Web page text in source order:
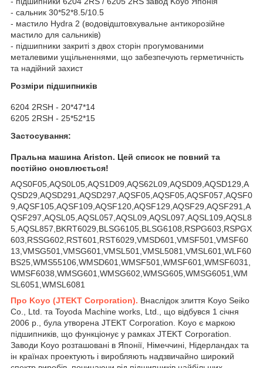
- сальник 30*52*8.5/10.5
- мастило Hydra 2 (водовідштовхувальне антикорозійне
мастило для сальників)
- підшипники закриті з двох сторін прогумованими
металевими ущільненнями, що забезпечують герметичність
та надійний захист
Розміри підшипників
6204 2RSH - 20*47*14
6205 2RSH - 25*52*15
Застосування:
Пральна машина Ariston. Цей список не повний та
постійно оновлюється!
AQS0F05,AQS0L05,AQS1D09,AQS62L09,AQSD09,AQSD129,A
QSD29,AQSD291,AQSD297,AQSF05,AQSF05,AQSF057,AQSF0
9,AQSF105,AQSF109,AQSF120,AQSF129,AQSF29,AQSF291,A
QSF297,AQSL05,AQSL057,AQSL09,AQSL097,AQSL109,AQSL8
5,AQSL857,BKRT6029,BLSG6105,BLSG6108,RSPG603,RSPGX
603,RSSG602,RST601,RST6029,VMSD601,VMSF501,VMSF60
13,VMSG501,VMSG601,VMSL501,VMSL5081,VMSL601,WLF60
BS25,WMS55106,WMSD601,WMSF501,WMSF601,WMSF6031,
WMSF6038,WMSG601,WMSG602,WMSG605,WMSG6051,WM
SL6051,WMSL6081
Про Koyo (JTEKT Corporation). Внаслідок злиття Koyo Seiko
Co., Ltd. та Toyoda Machine works, Ltd., що відбувся 1 січня
2006 р., була утворена JTEKT Corporation. Koyo є маркою
підшипників, що функціонує у рамках JTEKT Corporation.
Заводи Koyo розташовані в Японії, Німеччині, Нідерландах та
ін країнах проектують і виробляють надзвичайно широкий